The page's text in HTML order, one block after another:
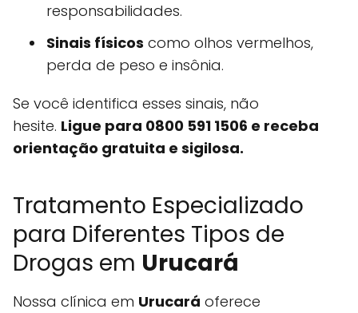
responsabilidades.
Sinais físicos como olhos vermelhos,
perda de peso e insônia.
Se você identifica esses sinais, não
hesite. Ligue para 0800 591 1506 e receba
orientação gratuita e sigilosa.
Tratamento Especializado
para Diferentes Tipos de
Drogas em Urucará
Nossa clínica em Urucará oferece